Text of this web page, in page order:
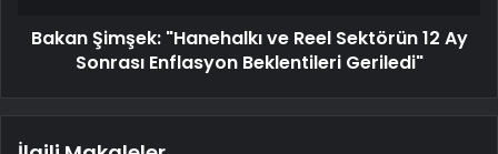
Bakan Şimşek: "Hanehalkı ve Reel Sektörün 12 Ay
Sonrası Enflasyon Beklentileri Geriledi"